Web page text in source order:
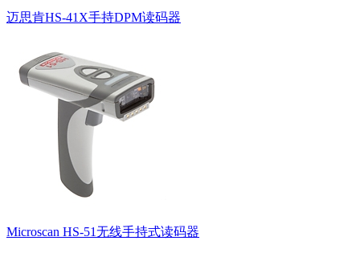
迈思肯HS-41X手持DPM读码器
Microscan HS-51无线手持式读码器